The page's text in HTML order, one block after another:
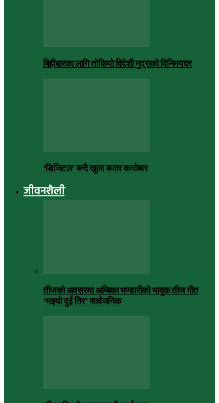
बिहीबारका लागि तोकियो विदेशी मुद्राको विनिमयदर
‘डिजिटल’ बन्दै खुला बजार कारोबार
जीवनशैली
तीजको अवसरमा अम्बिका भण्डारीको भावुक तीज गीत
‘भइयो दुई तिर’ सार्वजनिक